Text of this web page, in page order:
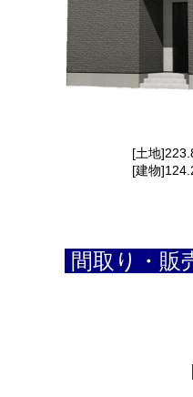
[土地
[建物
間取り・販